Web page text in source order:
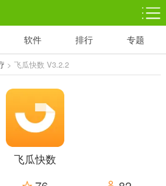
休闲益智
1万+款游戏
体育竞技
5百+款游戏
赛车竞速
3百+款游戏
软件 排行 专题
> 飞瓜快数 V3.2.2
飞瓜快数